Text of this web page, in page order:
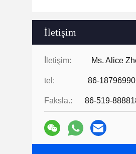
İletişim
İletişim: Ms. Alice
tel: 86-
Faksla.: 86-519-